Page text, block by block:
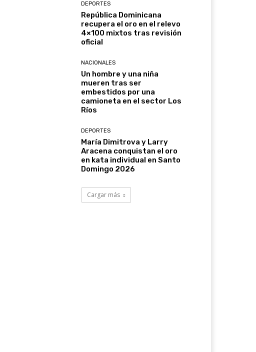
DEPORTES
República Dominicana
recupera el oro en el relevo
4×100 mixtos tras revisión
oficial
NACIONALES
Un hombre y una niña
mueren tras ser
embestidos por una
camioneta en el sector Los
Ríos
DEPORTES
María Dimitrova y Larry
Aracena conquistan el oro
en kata individual en Santo
Domingo 2026
Cargar más